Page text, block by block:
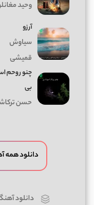
وحید
آرزو
سیاوش
قمیشی
چنو روحم
بی
حسن
دانلود همه
دانلود